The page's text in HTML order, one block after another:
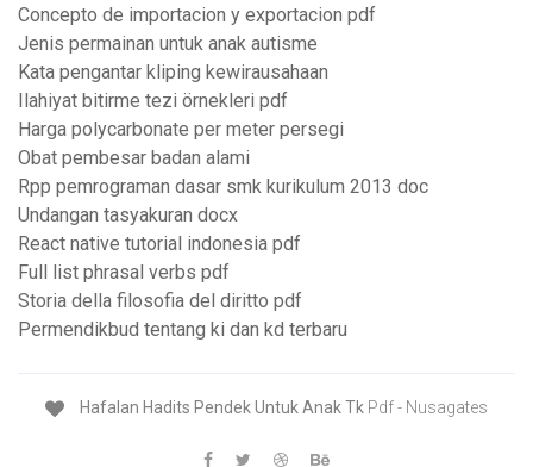
Concepto de importacion y exportacion pdf
Jenis permainan untuk anak autisme
Kata pengantar kliping kewirausahaan
Ilahiyat bitirme tezi örnekleri pdf
Harga polycarbonate per meter persegi
Obat pembesar badan alami
Rpp pemrograman dasar smk kurikulum 2013 doc
Undangan tasyakuran docx
React native tutorial indonesia pdf
Full list phrasal verbs pdf
Storia della filosofia del diritto pdf
Permendikbud tentang ki dan kd terbaru
Hafalan Hadits Pendek Untuk Anak Tk Pdf - Nusagates